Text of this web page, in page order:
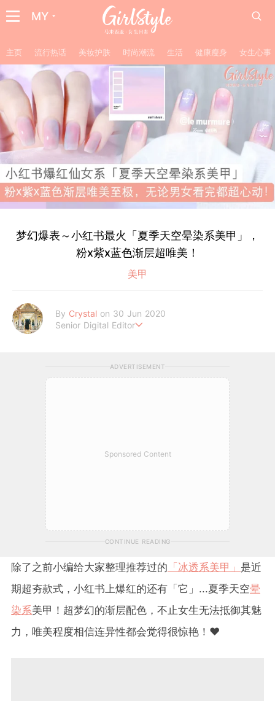
MY
主页 流行热话 美妆护肤 时尚潮流 生活 健康瘦身 女生心事
梦幻爆表～小红书最火「夏季天空晕染系美甲」，
粉x紫x蓝色渐层超唯美！
美甲
By Crystal on 30 Jun 2020
Senior Digital Editor
ADVERTISEMENT
Sponsored Content
CONTINUE READING
除了之前小编给大家整理推荐过的 「冰透系美甲」 是近
期超夯款式，小红书上爆红的还有「它」...夏季天空晕
染系美甲！超梦幻的渐层配色，不止女生无法抵御其魅
力，唯美程度相信连异性都会觉得很惊艳！❤️